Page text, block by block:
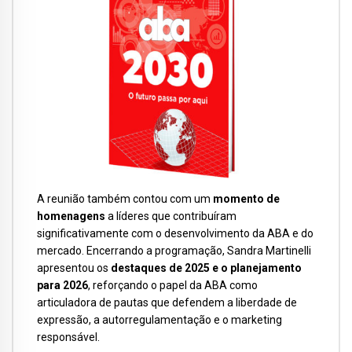
A reunião também contou com um momento de
homenagens a líderes que contribuíram
significativamente com o desenvolvimento da ABA e do
mercado. Encerrando a programação, Sandra Martinelli
apresentou os destaques de 2025 e o planejamento
para 2026, reforçando o papel da ABA como
articuladora de pautas que defendem a liberdade de
expressão, a autorregulamentação e o marketing
responsável.